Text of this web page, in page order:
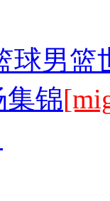
球男
集锦